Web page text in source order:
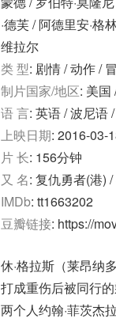
·德芙 / 阿德里安·格
维拉尔
类 型: 剧情 / 动作 /
制片国家/地区: 美国
语 言: 英语 / 波尼语
上映日期: 2016-03-
片 长: 156分钟
又 名: 复仇勇者(港)
IMDb: tt1663202
豆瓣链接: https://
休·格拉斯（莱昂纳
打成重伤后被同行
两个人约翰·菲茨杰